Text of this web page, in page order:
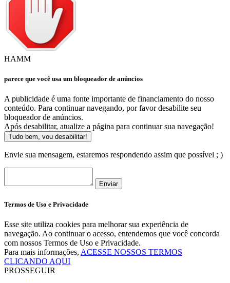
HAMM
parece que você usa um bloqueador de anúncios
A publicidade é uma fonte importante de financiamento do nosso
conteúdo. Para continuar navegando, por favor desabilite seu
bloqueador de anúncios.
Após desabilitar, atualize a página para continuar sua navegação!
Tudo bem, vou desabilitar!
Envie sua mensagem, estaremos respondendo assim que possível ; )
Enviar
Termos de Uso e Privacidade
Esse site utiliza cookies para melhorar sua experiência de
navegação. Ao continuar o acesso, entendemos que você concorda
com nossos Termos de Uso e Privacidade.
Para mais informações, ACESSE NOSSOS TERMOS
CLICANDO AQUI
PROSSEGUIR